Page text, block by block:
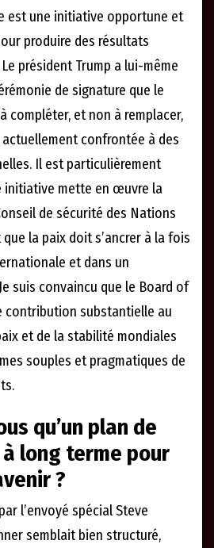
est une initiative opportune et
produire des résultats
président Trump a lui-même
de signature que le
compléter, et non à remplacer,
actuellement confrontée à des
Il est particulièrement
mette en œuvre la
de sécurité des Nations
la paix doit s’ancrer à la fois
et dans un
suis convaincu que le Board of
contribution substantielle au
et de la stabilité mondiales
souples et pragmatiques de
qu’un plan de
long terme pour
?
l’envoyé spécial Steve
semblait bien structuré,